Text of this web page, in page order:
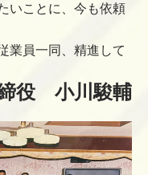
いことに、今も依頼
業員一同、精進して
役 小川駿輔